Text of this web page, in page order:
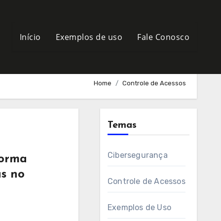
Início Exemplos de uso Fale Conosco
Home Controle de Acessos
no
Temas
Cibersegurança
Controle de Acessos
Exemplos de Uso